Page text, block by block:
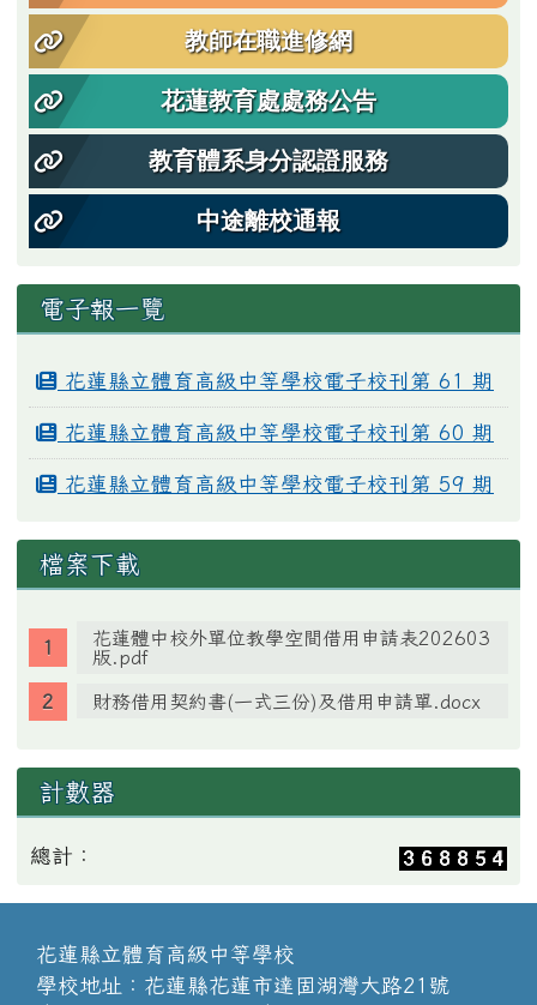
教師在職進修網
花蓮教育處處務公告
教育體系身分認證服務
中途離校通報
電子報一覽
花蓮縣立體育高級中等學校電子校刊第 61 期
花蓮縣立體育高級中等學校電子校刊第 60 期
花蓮縣立體育高級中等學校電子校刊第 59 期
檔案下載
花蓮體中校外單位教學空間借用申請表202603
版.pdf
財務借用契約書(一式三份)及借用申請單.docx
計數器
總計：
花蓮縣立體育高級中等學校
學校地址：花蓮縣花蓮市達固湖灣大路21號